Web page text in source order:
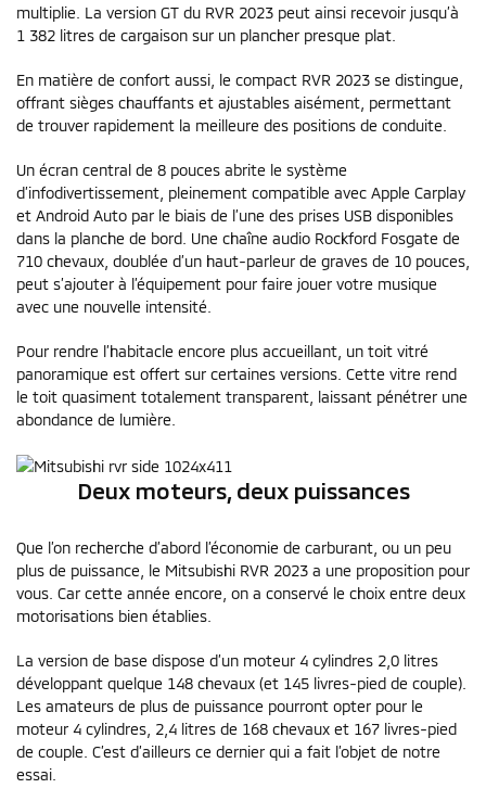
multiplie. La version GT du RVR 2023 peut ainsi recevoir jusqu’à
1 382 litres de cargaison sur un plancher presque plat.
En matière de confort aussi, le compact RVR 2023 se distingue,
offrant sièges chauffants et ajustables aisément, permettant
de trouver rapidement la meilleure des positions de conduite.
Un écran central de 8 pouces abrite le système
d’infodivertissement, pleinement compatible avec Apple Carplay
et Android Auto par le biais de l’une des prises USB disponibles
dans la planche de bord. Une chaîne audio Rockford Fosgate de
710 chevaux, doublée d’un haut-parleur de graves de 10 pouces,
peut s’ajouter à l’équipement pour faire jouer votre musique
avec une nouvelle intensité.
Pour rendre l’habitacle encore plus accueillant, un toit vitré
panoramique est offert sur certaines versions. Cette vitre rend
le toit quasiment totalement transparent, laissant pénétrer une
abondance de lumière.
Deux moteurs, deux puissances
Que l’on recherche d’abord l’économie de carburant, ou un peu
plus de puissance, le Mitsubishi RVR 2023 a une proposition pour
vous. Car cette année encore, on a conservé le choix entre deux
motorisations bien établies.
La version de base dispose d’un moteur 4 cylindres 2,0 litres
développant quelque 148 chevaux (et 145 livres-pied de couple).
Les amateurs de plus de puissance pourront opter pour le
moteur 4 cylindres, 2,4 litres de 168 chevaux et 167 livres-pied
de couple. C’est d’ailleurs ce dernier qui a fait l’objet de notre
essai.